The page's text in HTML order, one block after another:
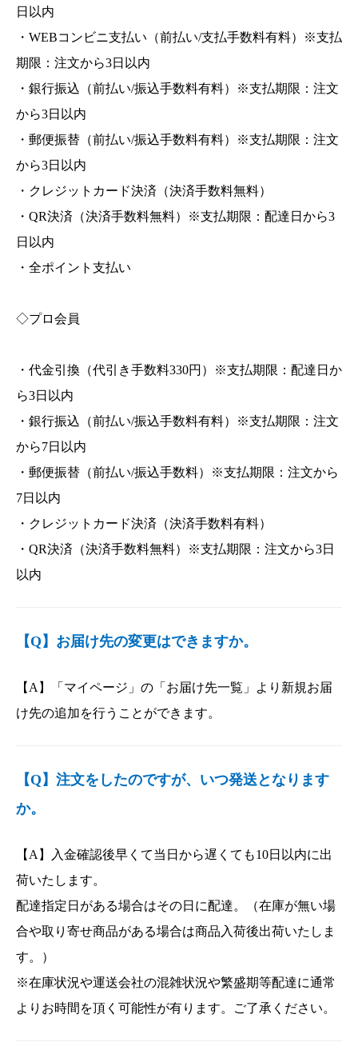
日以内
・WEBコンビニ支払い（前払い/支払手数料有料）※支払
期限：注文から3日以内
・銀行振込（前払い/振込手数料有料）※支払期限：注文
から3日以内
・郵便振替（前払い/振込手数料有料）※支払期限：注文
から3日以内
・クレジットカード決済（決済手数料無料）
・QR決済（決済手数料無料）※支払期限：配達日から3
日以内
・全ポイント支払い
◇プロ会員
・代金引換（代引き手数料330円）※支払期限：配達日か
ら3日以内
・銀行振込（前払い/振込手数料有料）※支払期限：注文
から7日以内
・郵便振替（前払い/振込手数料）※支払期限：注文から
7日以内
・クレジットカード決済（決済手数料有料）
・QR決済（決済手数料無料）※支払期限：注文から3日
以内
【Q】お届け先の変更はできますか。
【A】「マイページ」の「お届け先一覧」より新規お届
け先の追加を行うことができます。
【Q】注文をしたのですが、いつ発送となります
か。
【A】入金確認後早くて当日から遅くても10日以内に出
荷いたします。
配達指定日がある場合はその日に配達。（在庫が無い場
合や取り寄せ商品がある場合は商品入荷後出荷いたしま
す。）
※在庫状況や運送会社の混雑状況や繁盛期等配達に通常
よりお時間を頂く可能性が有ります。ご了承ください。